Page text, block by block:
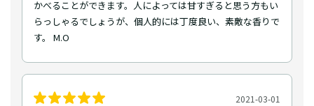
かべることができます。人によっては甘すぎると思う方もい
らっしゃるでしょうが、個人的には丁度良い、素敵な香りで
す。 M.O
2021-03-01